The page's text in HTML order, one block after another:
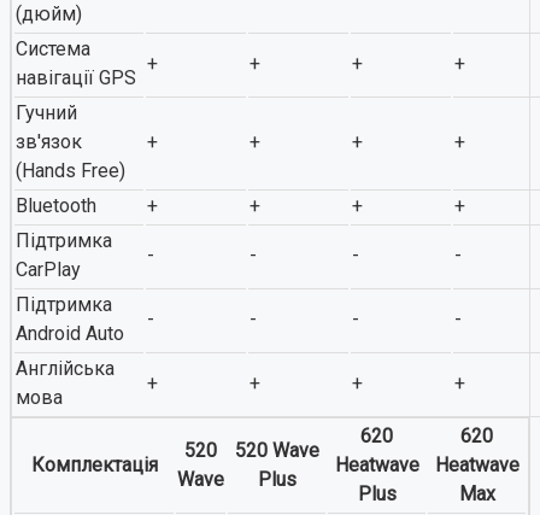
(дюйм)
Система
навігації GPS
+ + + +
Гучний
зв'язок
(Hands Free)
+ + + +
Bluetooth + + +
+
Підтримка
CarPlay
- - - -
Підтримка
Android Auto
- - - -
Англійська
мова
+ + + +
Комплектація
520
Wave
520 Wave
Plus
620
Heatwave
Plus
620
Heatwave
Max